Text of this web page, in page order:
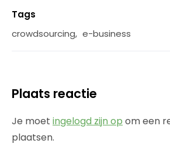
Tags
crowdsourcing, e-business
Plaats reactie
Je moet ingelogd zijn op om een
plaatsen.